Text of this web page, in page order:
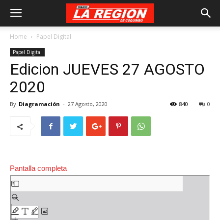
Home Papel Digital
Papel Digital
Edicion JUEVES 27 AGOSTO
2020
By Diagramación - 27 Agosto, 2020 0
840
Pantalla completa
Saltar
al
contenido